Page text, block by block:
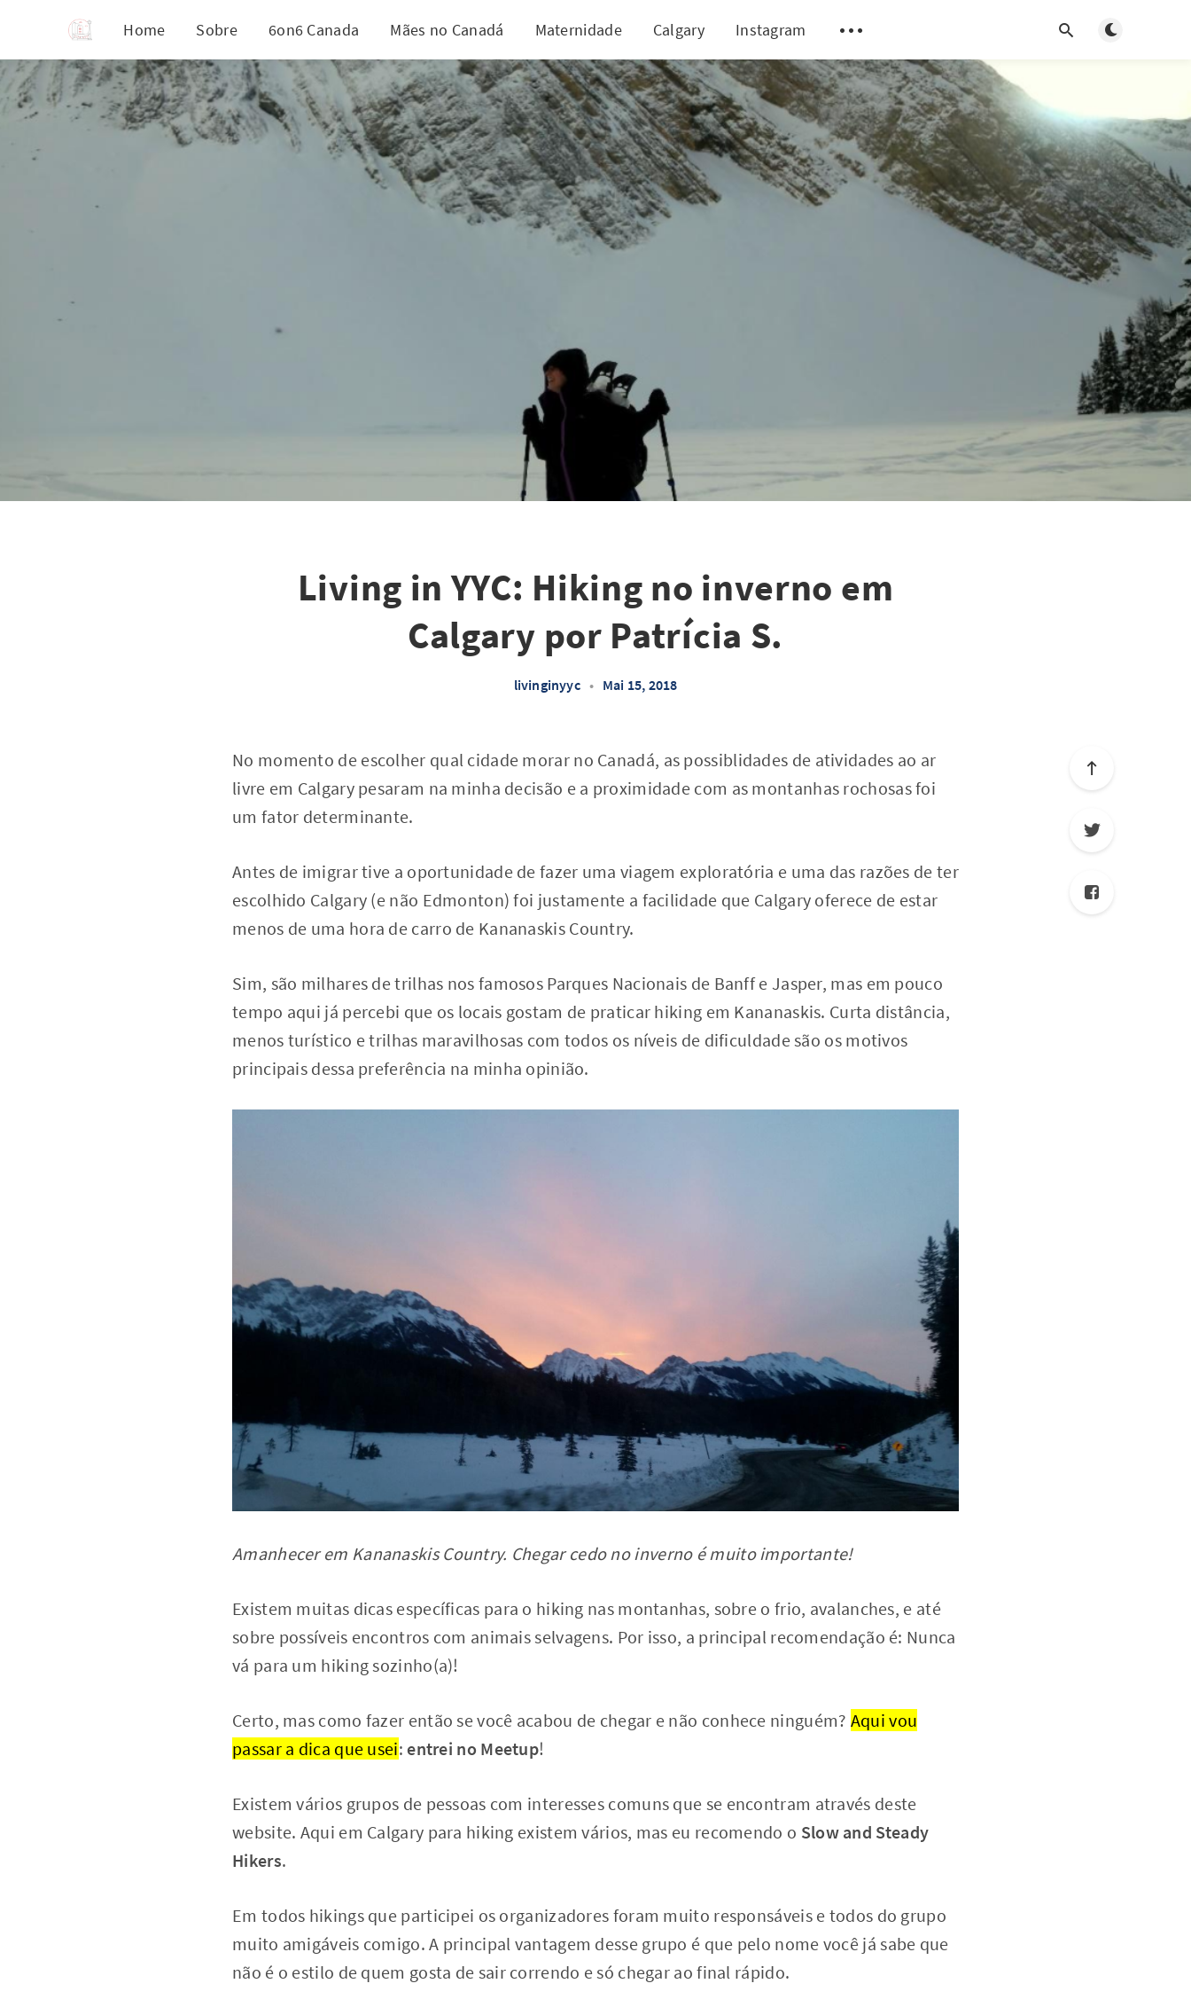
Home Sobre 6on6 Canada Mães no Canadá Maternidade Calgary Instagram Toggle dark
Living in YYC: Hiking no inverno em
Calgary por Patrícia S.
livinginyyc • Mai 15, 2018
No momento de escolher qual cidade morar no Canadá, as possiblidades de atividades ao ar
livre em Calgary pesaram na minha decisão e a proximidade com as montanhas rochosas foi
um fator determinante.
Antes de imigrar tive a oportunidade de fazer uma viagem exploratória e uma das razões de ter
escolhido Calgary (e não Edmonton) foi justamente a facilidade que Calgary oferece de estar
menos de uma hora de carro de Kananaskis Country.
Sim, são milhares de trilhas nos famosos Parques Nacionais de Banff e Jasper, mas em pouco
tempo aqui já percebi que os locais gostam de praticar hiking em Kananaskis. Curta distância,
menos turístico e trilhas maravilhosas com todos os níveis de dificuldade são os motivos
principais dessa preferência na minha opinião.
Amanhecer em Kananaskis Country. Chegar cedo no inverno é muito importante!
Existem muitas dicas específicas para o hiking nas montanhas, sobre o frio, avalanches, e até
sobre possíveis encontros com animais selvagens. Por isso, a principal recomendação é: Nunca
vá para um hiking sozinho(a)!
Certo, mas como fazer então se você acabou de chegar e não conhece ninguém? Aqui vou
passar a dica que usei:entrei no Meetup!
Existem vários grupos de pessoas com interesses comuns que se encontram através deste
website. Aqui em Calgary para hiking existem vários, mas eu recomendo o Slow and Steady
Hikers.
Em todos hikings que participei os organizadores foram muito responsáveis e todos do grupo
muito amigáveis comigo. A principal vantagem desse grupo é que pelo nome você já sabe que
não é o estilo de quem gosta de sair correndo e só chegar ao final rápido.